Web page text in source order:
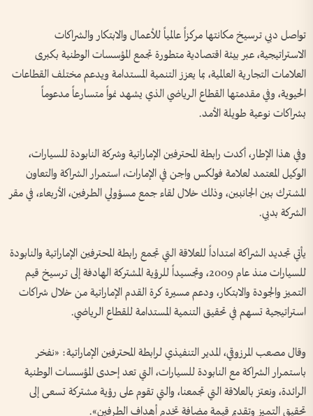
تواصل دبي ترسيخ مكانتها مركزاً عالمياً للأعمال والابتكار والشراكات
الاستراتيجية، عبر بيئة اقتصادية متطورة تجمع المؤسسات الوطنية بكبرى
العلامات التجارية العالمية، بما يعزز التنمية المستدامة ويدعم مختلف القطاعات
الحيوية، وفي مقدمتها القطاع الرياضي الذي يشهد نمواً متسارعاً مدعوماً
بشراكات نوعية طويلة الأمد.
وفي هذا الإطار، أكدت رابطة المحترفين الإماراتية وشركة النابودة للسيارات،
الوكيل المعتمد لعلامة فولكس واجن في الإمارات، استمرار الشراكة والتعاون
المشترك بين الجانبين، وذلك خلال لقاء جمع مسؤولي الطرفين، الأربعاء، في مقر
الشركة بدبي.
يأتي تجديد الشراكة امتداداً للعلاقة التي تجمع رابطة المحترفين الإماراتية والنابودة
للسيارات منذ عام 2009، وتجسيداً للرؤية المشتركة الهادفة إلى ترسيخ قيم
التميز والجودة والابتكار، ودعم مسيرة كرة القدم الإماراتية من خلال شراكات
استراتيجية تسهم في تحقيق التنمية المستدامة للقطاع الرياضي.
وقال مصعب المرزوقي، المدير التنفيذي لرابطة المحترفين الإماراتية: «نفخر
باستمرار الشراكة مع النابودة للسيارات، التي تعد إحدى المؤسسات الوطنية
الرائدة، ونعتز بالعلاقة التي تجمعنا، والتي تقوم على رؤية مشتركة تسعى إلى
تحقيق التميز وتقديم قيمة مضافة تخدم أهداف الطرفين».